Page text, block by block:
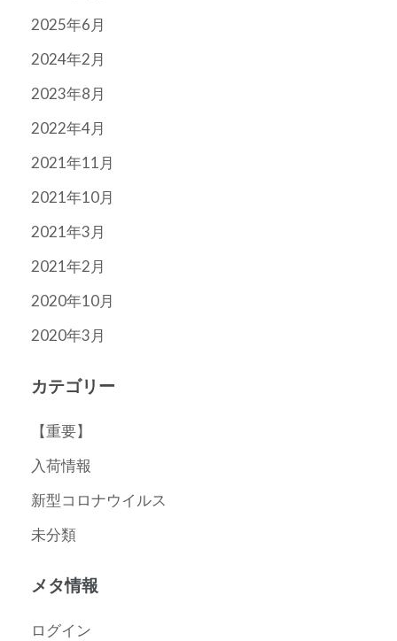
2025年6月
2024年2月
2023年8月
2022年4月
2021年11月
2021年10月
2021年3月
2021年2月
2020年10月
2020年3月
カテゴリー
【重要】
入荷情報
新型コロナウイルス
未分類
メタ情報
ログイン